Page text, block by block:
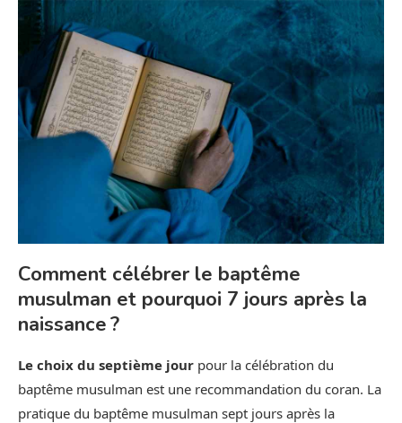
Comment célébrer le baptême
musulman et pourquoi 7 jours après la
naissance ?
Le choix du septième jour pour la célébration du
baptême musulman est une recommandation du coran. La
pratique du baptême musulman sept jours après la